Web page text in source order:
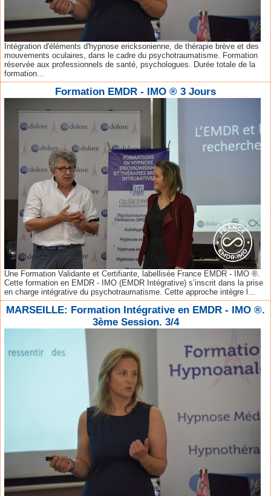
Intégration d'éléments d'hypnose ericksonienne, de thérapie brève et des
mouvements oculaires, dans le cadre du psychotraumatisme. Formation
réservée aux professionnels de santé, psychologues. Durée totale de la
formation...
Formation EMDR - IMO ® 3 Jours
Une Formation Validante et Certifiante, labellisée France EMDR - IMO ®.
Cette formation en EMDR - IMO (EMDR Intégrative) s’inscrit dans la prise
en charge intégrative du psychotraumatisme. Cette approche intègre l...
MARSEILLE: Formation Intégrative en EMDR - IMO ®.
3ème Session. 3/4